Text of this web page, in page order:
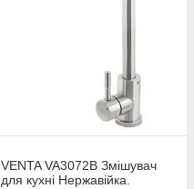
VENTA VA3072B Змішувач
для кухні Нержавійка.